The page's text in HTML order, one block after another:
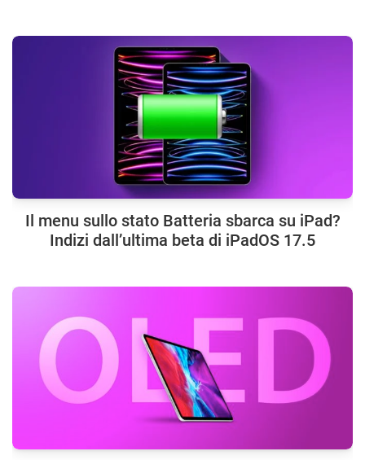
Il menu sullo stato Batteria sbarca su iPad?
Indizi dall’ultima beta di iPadOS 17.5